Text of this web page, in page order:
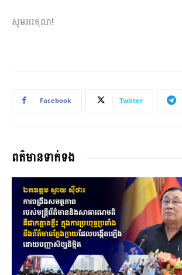
សូមអរគុណ!
Facebook Twitter
ពត៌មានទាក់ទង